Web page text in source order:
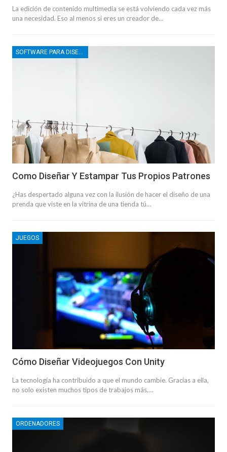
La edición de contenido multimedia se está volviendo cada vez más
una necesidad. Eso al menos si eres un creador de…
Como Diseñar Y Estampar Tus Propios Patrones
¿Has despertado alguna vez con la ilusión de hacer el diseño de una
prenda que viste en la vitrina de una tienda tú…
JUEGOS
Cómo Diseñar Videojuegos Con Unity
La tecnología ha contribuido a que el mundo cambie. Gracias a ella,
no solo existen muchos tipos de trabajos más,…
ORDENADORES